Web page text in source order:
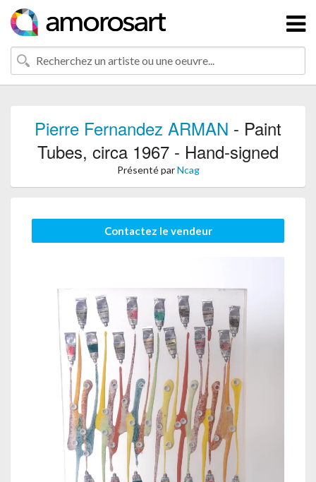
Pierre Fernandez ARMAN - Paint
Tubes, circa 1967 - Hand-signed
Présenté parNcag
Contactez le vendeur